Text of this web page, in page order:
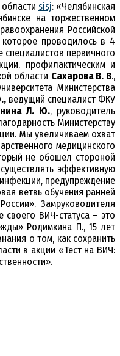
sisj: «Челябинская
на торжественном
Российской
проводилось в 4
первичного
профилактическим и
области Сахарова В. В.,
Министерства
ведущий специалист ФКУ
Л. Ю., руководитель
Министерству
Мы увеличиваем охват
медицинского
не обошел стороной
эффективную
предупреждение
ветвь обучения ранней
Замруководителя
ВИЧ-статуса – это
Родимкина П., 15 лет
о том, как сохранить
в акции «Тест на ВИЧ: